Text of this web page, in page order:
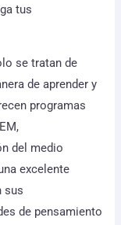
tus
se tratan de
de aprender y
programas
del medio
excelente
sus
de pensamiento